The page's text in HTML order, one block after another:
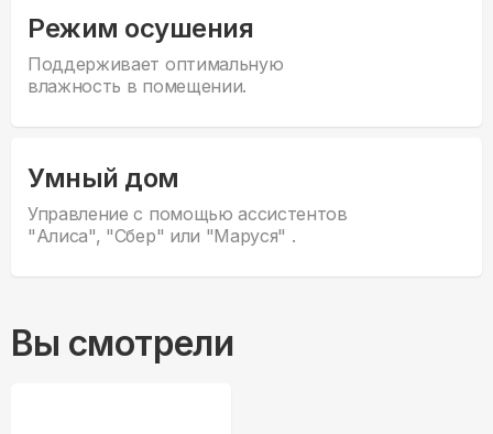
Режим осушения
Поддерживает оптимальную
влажность в помещении.
Умный дом
Управление с помощью ассистентов
"Алиса", "Сбер" или "Маруся" .
Вы смотрели